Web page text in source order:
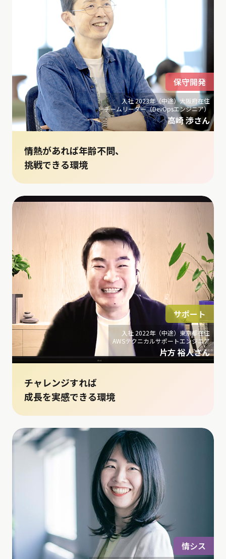
入社 2023年（中途）大阪府在住
チームリーダー（DevOpsエンジニア）
高崎 渉さん
保守開発
情熱があれば年齢不問、
挑戦できる環境
入社 2022年（中途）東京都在住
AWSテクニカルサポートエンジニア
片方 裕人さん
サポート
チャレンジすれば
成長を実感できる環境
情シス